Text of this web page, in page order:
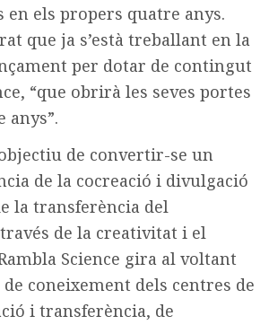
en els propers quatre anys.
que ja s’està treballant en la
per dotar de contingut
“que obrirà les seves portes
anys”.
de convertir-se un
de la cocreació i divulgació
la transferència del
de la creativitat i el
Science gira al voltant
coneixement dels centres de
i transferència, de